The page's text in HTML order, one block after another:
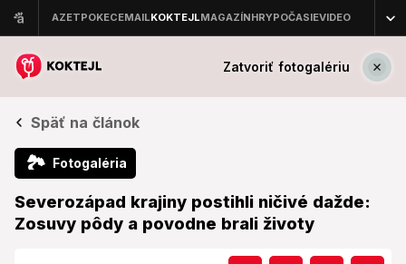
Zatvoriť fotogalériu
Späť na článok
🏞 Fotogaléria
Severozápad krajiny postihli ničivé dažde:
Zosuvy pôdy a povodne brali životy